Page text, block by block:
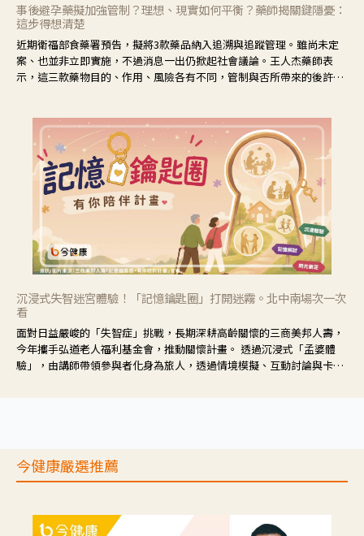
事後避孕藥擬加強管制？理想、現實如何平衡？藥師揭關鍵隱憂：
這步得想清楚
近期衛福部食藥署預告，擬將3款藥品納入追溯與追蹤管理。雖尚未定
案、也並非立即實施，不過消息一出仍掀起社會議論。王人杰藥師表
示，這三款藥物目的、作用、風險各有不同，管制與否所帶來的後許影
沉浸式失智迷宮體驗！「記憶鑰匙圈」打開迷霧。北中南場次一次
看
面對日益嚴峻的「失智症」挑戰，長期深耕高齡關懷的三商美邦人壽，
今年攜手弘道老人福利基金會，推動關懷計畫。 透過沉浸式「孟婆體
驗」，由講師帶領參與者化身為旅人，透過情境模擬、互動討論與卡牌
今健康嚴選推薦